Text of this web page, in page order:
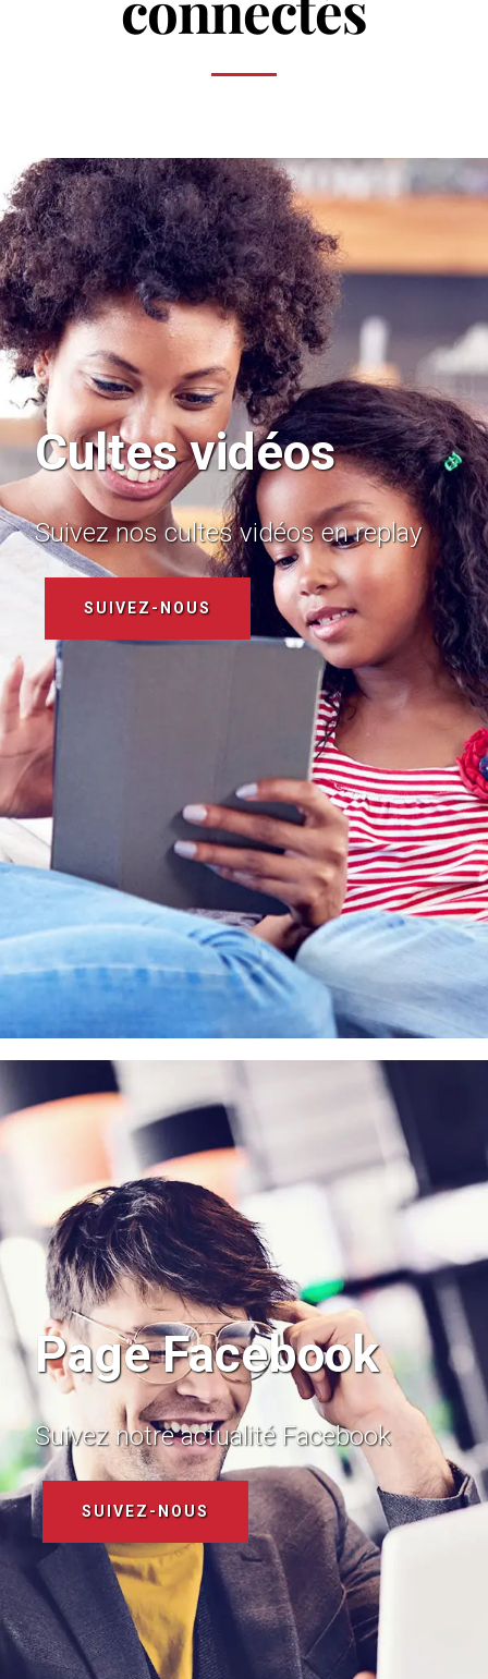
Cultes vidéos
Suivez nos cultes vidéos en replay
Page Facebook
Suivez notre actualité Facebook